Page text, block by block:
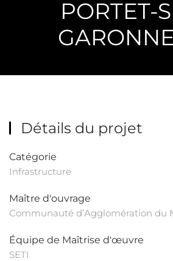
PORTET-
Détails du projet
Catégorie
Infrastructure
Maître d'ouvrage
Communauté d’Agglomération du
Équipe de Maîtrise d'œuvre
SETI